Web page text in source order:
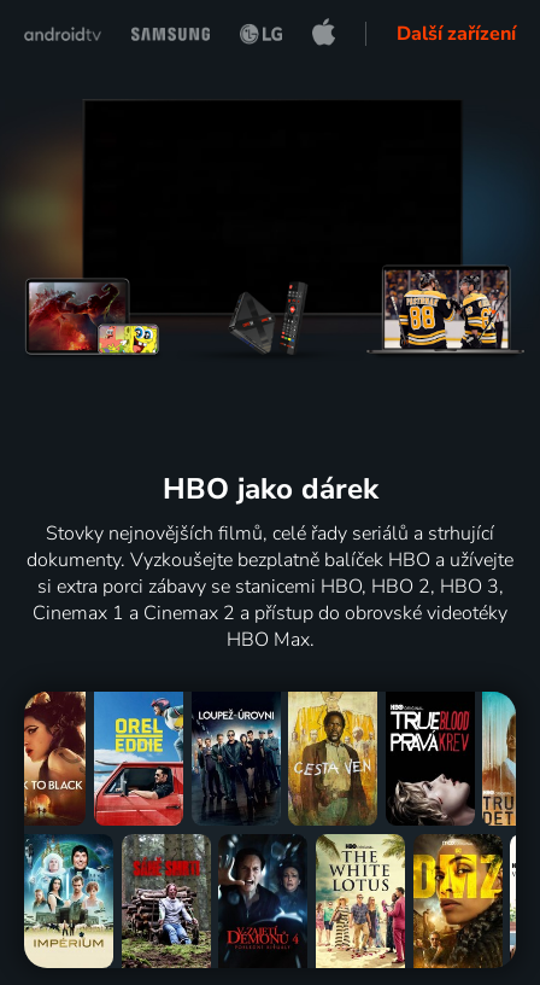
Další zařízení
HBO jako dárek
Stovky nejnovějších filmů, celé řady seriálů a strhující
dokumenty. Vyzkoušejte bezplatně balíček HBO a užívejte
si extra porci zábavy se stanicemi HBO, HBO 2, HBO 3,
Cinemax 1 a Cinemax 2 a přístup do obrovské videotéky
HBO Max.